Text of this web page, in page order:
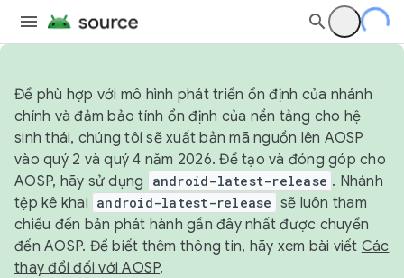
Để phù hợp với mô hình phát triển ổn định của nhánh
chính và đảm bảo tính ổn định của nền tảng cho hệ
sinh thái, chúng tôi sẽ xuất bản mã nguồn lên AOSP
vào quý 2 và quý 4 năm 2026. Để tạo và đóng góp cho
AOSP, hãy sử dụng
android-latest-release . Nhánh
tệp kê khai android-latest-release sẽ luôn tham
chiếu đến bản phát hành gần đây nhất được chuyển
đến AOSP. Để biết thêm thông tin, hãy xem bài viết Các
thay đổi đối với AOSP.